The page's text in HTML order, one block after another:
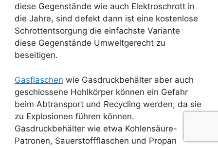
diese Gegenstände wie auch Elektroschrott in
die Jahre, sind defekt dann ist eine kostenlose
Schrottentsorgung die einfachste Variante
diese Gegenstände Umweltgerecht zu
beseitigen.
Gasflaschen wie Gasdruckbehälter aber auch
geschlossene Hohlkörper können ein Gefahr
beim Abtransport und Recycling werden, da sie
zu Explosionen führen können.
Gasdruckbehälter wie etwa Kohlensäure-
Patronen, Sauerstoffflaschen und Propan